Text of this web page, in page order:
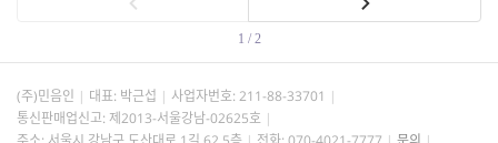
1 / 2
(주)민음인 대표: 박근섭 사업자번호: 211-88-33701
통신판매업신고: 제2013-서울강남-02625호